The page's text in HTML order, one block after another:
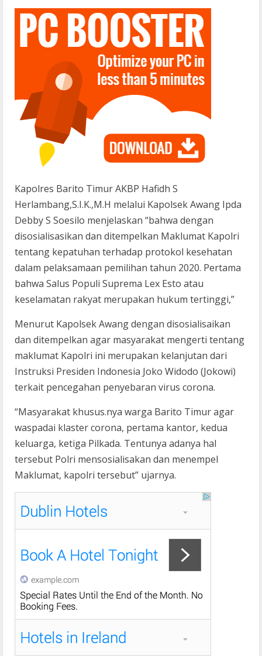
Kapolres Barito Timur AKBP Hafidh S
Herlambang,S.I.K.,M.H melalui Kapolsek Awang Ipda
Debby S Soesilo menjelaskan “bahwa dengan
disosialisasikan dan ditempelkan Maklumat Kapolri
tentang kepatuhan terhadap protokol kesehatan
dalam pelaksamaan pemilihan tahun 2020. Pertama
bahwa Salus Populi Suprema Lex Esto atau
keselamatan rakyat merupakan hukum tertinggi,”
Menurut Kapolsek Awang dengan disosialisaikan
dan ditempelkan agar masyarakat mengerti tentang
maklumat Kapolri ini merupakan kelanjutan dari
Instruksi Presiden Indonesia Joko Widodo (Jokowi)
terkait pencegahan penyebaran virus corona.
“Masyarakat khusus.nya warga Barito Timur agar
waspadai klaster corona, pertama kantor, kedua
keluarga, ketiga Pilkada. Tentunya adanya hal
tersebut Polri mensosialisakan dan menempel
Maklumat, kapolri tersebut” ujarnya.